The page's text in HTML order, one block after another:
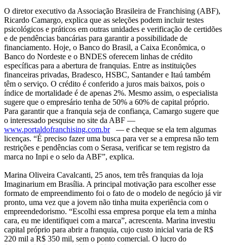
O diretor executivo da Associação Brasileira de Franchising (ABF),
Ricardo Camargo, explica que as seleções podem incluir testes
psicológicos e práticos em outras unidades e verificação de certidões
e de pendências bancárias para garantir a possibilidade de
financiamento. Hoje, o Banco do Brasil, a Caixa Econômica, o
Banco do Nordeste e o BNDES oferecem linhas de crédito
específicas para a abertura de franquias. Entre as instituições
financeiras privadas, Bradesco, HSBC, Santander e Itaú também
têm o serviço. O crédito é conferido a juros mais baixos, pois o
índice de mortalidade é de apenas 2%. Mesmo assim, o especialista
sugere que o empresário tenha de 50% a 60% de capital próprio.
Para garantir que a franquia seja de confiança, Camargo sugere que
o interessado pesquise no site da ABF —
www.portaldofranchising.com.br— e cheque se ela tem algumas
licenças. “É preciso fazer uma busca para ver se a empresa não tem
restrições e pendências com o Serasa, verificar se tem registro da
marca no Inpi e o selo da ABF”, explica.
Marina Oliveira Cavalcanti, 25 anos, tem três franquias da loja
Imaginarium em Brasília. A principal motivação para escolher esse
formato de empreendimento foi o fato de o modelo de negócio já vir
pronto, uma vez que a jovem não tinha muita experiência com o
empreendedorismo. “Escolhi essa empresa porque ela tem a minha
cara, eu me identifiquei com a marca”, acrescenta. Marina investiu
capital próprio para abrir a franquia, cujo custo inicial varia de R$
220 mil a R$ 350 mil, sem o ponto comercial. O lucro do